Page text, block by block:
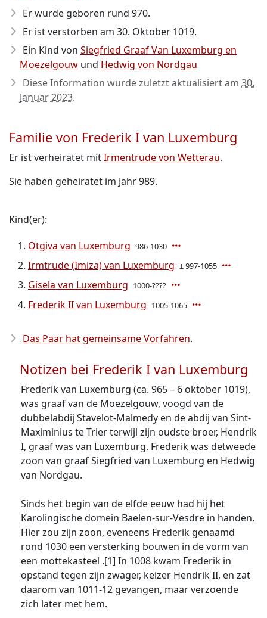
Er wurde geboren rund 970.
Er ist verstorben am 30. Oktober 1019.
Ein Kind von Siegfried Graaf Van Luxemburg en
Moezelgouw und Hedwig von Nordgau
Diese Information wurde zuletzt aktualisiert am 30.
Januar 2023.
Familie von Frederik I van Luxemburg
Er ist verheiratet mitIrmentrude von Wetterau.
Sie haben geheiratet im Jahr 989.
Kind(er):
Otgiva van Luxemburg 986-1030
Irmtrude (Imiza) van Luxemburg ± 997-1055
Gisela van Luxemburg 1000-????
Frederik II van Luxemburg 1005-1065
Das Paar hat gemeinsame Vorfahren.
Notizen bei Frederik I van Luxemburg
Frederik van Luxemburg (ca. 965 – 6 oktober 1019),
was graaf van de Moezelgouw, voogd van de
dubbelabdij Stavelot-Malmedy en de abdij van Sint-
Maximinius te Trier terwijl zijn oudste broer, Hendrik
I, graaf was van Luxemburg. Frederik was detweede
zoon van graaf Siegfried van Luxemburg en Hedwig
van Nordgau.
Sinds het begin van de elfde eeuw had hij het
Karolingische domein Baelen-sur-Vesdre in handen.
Hier zou zijn zoon, eveneens Frederik genaamd
rond 1030 een versterking bouwen in de vorm van
een mottekasteel .[1] In 1008 kwam Frederik in
opstand tegen zijn zwager, keizer Hendrik II, en zat
daarom van 1011-12 gevangen, maar verzoende
zich later met hem.